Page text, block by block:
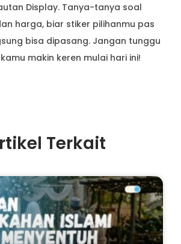
Display. Tanya-tanya soal
harga, biar stiker pilihanmu pas
bisa dipasang. Jangan tunggu
makin keren mulai hari ini!
Terkait